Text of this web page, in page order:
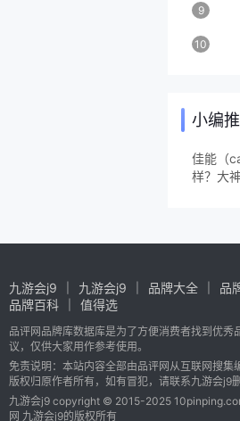
9
10
小编
佳能（
样？大
九游会j9 九游会j9 品牌大全 品
品牌百科
值得选
品评网品牌库数据库是为了方便消费者找到优秀
议，仅供大家用作参考使用。
免责说明：本站内容全部由品评网从互联网搜集
版权归原作者所有，如有冒犯，请联系九游会j9删
九游会j9 copyright © 2015-2025
网 九游会j9的版权所有